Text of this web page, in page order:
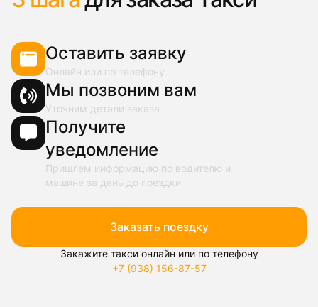
Оставить заявку
Онлайн или по телефону
Мы позвоним вам
Уточним детали заказа
Получите
уведомление
Пришлем информацию по водителю и
машине за день до поездки
Заказать поездку
Закажите такси онлайн или по телефону
+7 (938) 156-87-57